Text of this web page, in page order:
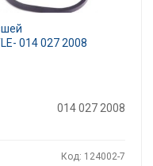
014 027 2008
014 027 2008
Код: 124002-7